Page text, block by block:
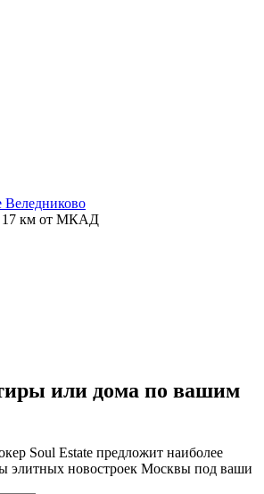
Веледниково
17 км от МКАД
или дома по вашим
Soul Estate предложит наиболее
элитных новостроек Москвы под ваши